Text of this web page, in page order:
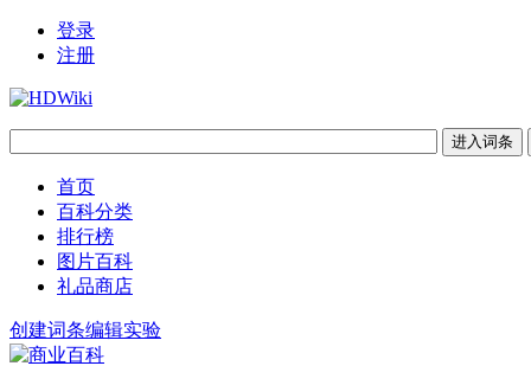
登录
注册
首页
百科分类
排行榜
图片百科
礼品商店
创建词条编辑实验